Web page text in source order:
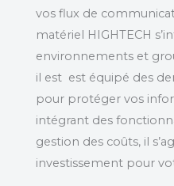
vos flux de
matériel HIGHTECH
environnements et
il est est équipé des
pour protéger vos
intégrant des
gestion des coûts, il
investissement pour